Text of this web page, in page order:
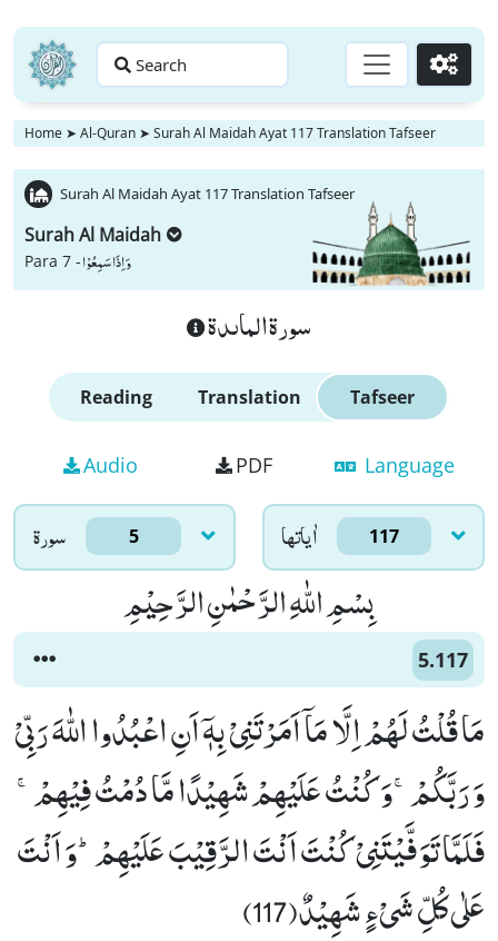
Search Go
Home ➤ Al-Quran ➤ Surah Al Maidah Ayat 117 Translation Tafseer
Surah Al Maidah Ayat 117 Translation Tafseer
Surah Al Maidah
Para 7 -وَ اِذَا سَمِعُوْا
سورة الماىدة
Reading Translation Tafseer
Audio PDF Language
سورۃ 5 اٰياتها 117
بِسْمِ اللّٰهِ الرَّحْمٰنِ الرَّحِیْمِ
5.117
مَا قُلْتُ لَهُمْ اِلَّا مَاۤ اَمَرْتَنِیْ بِهٖۤ اَنِ اعْبُدُوا اللّٰهَ رَبِّیْ
وَ رَبَّكُمْۚ-وَ كُنْتُ عَلَیْهِمْ شَهِیْدًا مَّا دُمْتُ فِیْهِمْۚ-
فَلَمَّا تَوَفَّیْتَنِیْ كُنْتَ اَنْتَ الرَّقِیْبَ عَلَیْهِمْؕ-وَ اَنْتَ
عَلٰى كُلِّ شَیْءٍ شَهِیْدٌ(117)